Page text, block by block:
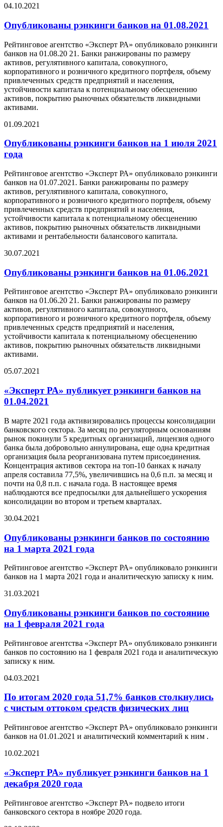
04.10.2021
Опубликованы рэнкинги банков на 01.08.2021
Рейтинговое агентство «Эксперт РА» опубликовало рэнкинги
банков на 01.08.20 21. Банки ранжированы по размеру
активов, регулятивного капитала, совокупного,
корпоративного и розничного кредитного портфеля, объему
привлеченных средств предприятий и населения,
устойчивости капитала к потенциальному обесценению
активов, покрытию рыночных обязательств ликвидными
активами.
01.09.2021
Опубликованы рэнкинги банков на 1 июля 2021
года
Рейтинговое агентство «Эксперт РА» опубликовало рэнкинги
банков на 01.07.2021. Банки ранжированы по размеру
активов, регулятивного капитала, совокупного,
корпоративного и розничного кредитного портфеля, объему
привлеченных средств предприятий и населения,
устойчивости капитала к потенциальному обесценению
активов, покрытию рыночных обязательств ликвидными
активами и рентабельности балансового капитала.
30.07.2021
Опубликованы рэнкинги банков на 01.06.2021
Рейтинговое агентство «Эксперт РА» опубликовало рэнкинги
банков на 01.06.20 21. Банки ранжированы по размеру
активов, регулятивного капитала, совокупного,
корпоративного и розничного кредитного портфеля, объему
привлеченных средств предприятий и населения,
устойчивости капитала к потенциальному обесценению
активов, покрытию рыночных обязательств ликвидными
активами.
05.07.2021
«Эксперт РА» публикует рэнкинги банков на
01.04.2021
В марте 2021 года активизировались процессы консолидации
банковского сектора. За месяц по регуляторным основаниям
рынок покинули 5 кредитных организаций, лицензия одного
банка была добровольно аннулирована, еще одна кредитная
организация была реорганизована путем присоединения.
Концентрация активов сектора на топ-10 банках к началу
апреля составила 77,5%, увеличившись на 0,6 п.п. за месяц и
почти на 0,8 п.п. с начала года. В настоящее время
наблюдаются все предпосылки для дальнейшего ускорения
консолидации во втором и третьем кварталах.
30.04.2021
Опубликованы рэнкинги банков по состоянию
на 1 марта 2021 года
Рейтинговое агентство «Эксперт РА» опубликовало рэнкинги
банков на 1 марта 2021 года и аналитическую записку к ним.
31.03.2021
Опубликованы рэнкинги банков по состоянию
на 1 февраля 2021 года
Рейтинговое агентства «Эксперт РА» опубликовало рэнкинги
банков по состоянию на 1 февраля 2021 года и аналитическую
записку к ним.
04.03.2021
По итогам 2020 года 51,7% банков столкнулись
с чистым оттоком средств физических лиц
Рейтинговое агентство «Эксперт РА» опубликовало рэнкинги
банков на 01.01.2021 и аналитический комментарий к ним .
10.02.2021
«Эксперт РА» публикует рэнкинги банков на 1
декабря 2020 года
Рейтинговое агентство «Эксперт РА» подвело итоги
банковского сектора в ноябре 2020 года.